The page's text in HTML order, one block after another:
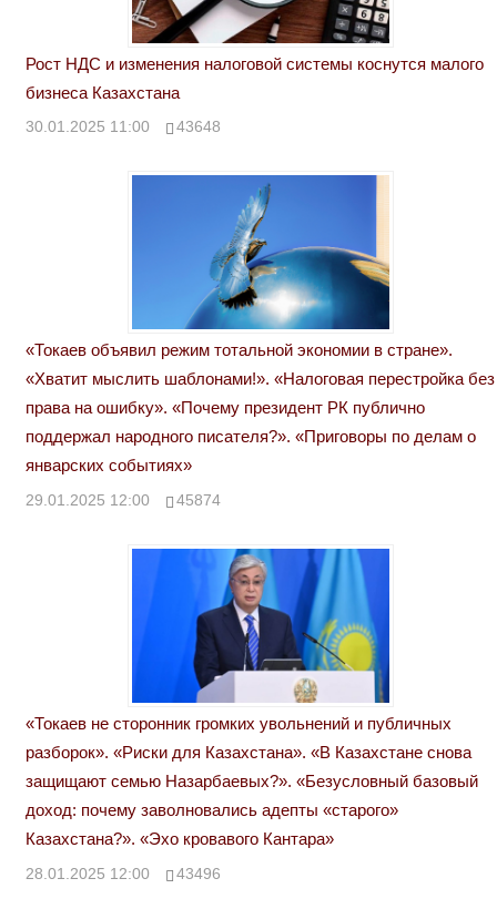
Рост НДС и изменения налоговой системы коснутся малого
бизнеса Казахстана
30.01.2025 11:00 43648
«Токаев объявил режим тотальной экономии в стране».
«Хватит мыслить шаблонами!». «Налоговая перестройка без
права на ошибку». «Почему президент РК публично
поддержал народного писателя?». «Приговоры по делам о
январских событиях»
29.01.2025 12:00 45874
«Токаев не сторонник громких увольнений и публичных
разборок». «Риски для Казахстана». «В Казахстане снова
защищают семью Назарбаевых?». «Безусловный базовый
доход: почему заволновались адепты «старого»
Казахстана?». «Эхо кровавого Кантара»
28.01.2025 12:00 43496